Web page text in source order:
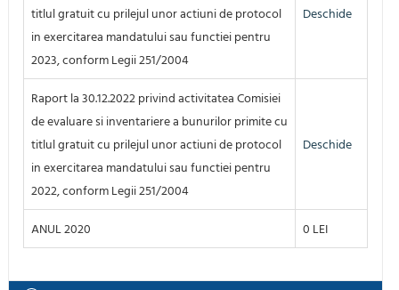
titlul gratuit cu prilejul unor actiuni de protocol
in exercitarea mandatului sau functiei pentru
2023, conform Legii 251/2004
Deschide
Raport la 30.12.2022 privind activitatea Comisiei
de evaluare si inventariere a bunurilor primite cu
titlul gratuit cu prilejul unor actiuni de protocol
in exercitarea mandatului sau functiei pentru
2022, conform Legii 251/2004
Deschide
ANUL 2020 0 LEI